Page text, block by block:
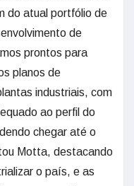
do atual portfólio de
de
prontos para
planos de
industriais, com
ao perfil do
chegar até o
Motta, destacando
o país, e as